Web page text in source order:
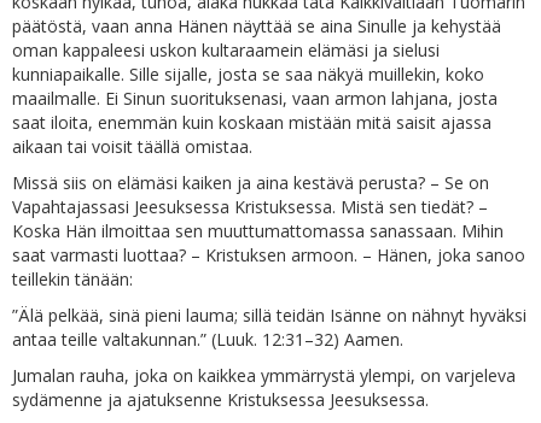
päätöstä, vaan anna Hänen näyttää se aina Sinulle ja kehystää
oman kappaleesi uskon kultaraamein elämäsi ja sielusi
kunniapaikalle. Sille sijalle, josta se saa näkyä muillekin, koko
maailmalle. Ei Sinun suorituksenasi, vaan armon lahjana, josta
saat iloita, enemmän kuin koskaan mistään mitä saisit ajassa
aikaan tai voisit täällä omistaa.
Missä siis on elämäsi kaiken ja aina kestävä perusta? – Se on
Vapahtajassasi Jeesuksessa Kristuksessa. Mistä sen tiedät? –
Koska Hän ilmoittaa sen muuttumattomassa sanassaan. Mihin
saat varmasti luottaa? – Kristuksen armoon. – Hänen, joka sanoo
teillekin tänään:
”Älä pelkää, sinä pieni lauma; sillä teidän Isänne on nähnyt hyväksi
antaa teille valtakunnan.” (Luuk. 12:31–32) Aamen.
Jumalan rauha, joka on kaikkea ymmärrystä ylempi, on varjeleva
sydämenne ja ajatuksenne Kristuksessa Jeesuksessa.